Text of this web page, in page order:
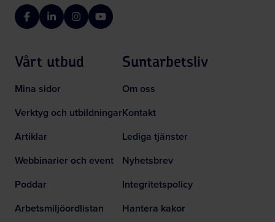
FacebookLinkedInInstagramYouTube
Vårt utbud
Mina sidor
Verktyg och utbildningar
Artiklar
Webbinarier och event
Poddar
Arbetsmiljöordlistan
Suntarbetsliv
Om oss
Kontakt
Lediga tjänster
Nyhetsbrev
Integritetspolicy
Hantera kakor